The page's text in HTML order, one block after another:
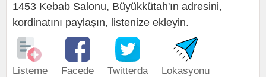
1453 Kebab Salonu, Büyükkütah'ın adresini,
kordinatını paylaşın, listenize ekleyin.
Listeme
Facede
Twitterda
Lokasyonu